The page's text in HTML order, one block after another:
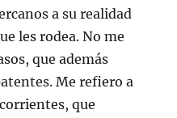
a su realidad
les rodea. No me
que además
Me refiero a
que